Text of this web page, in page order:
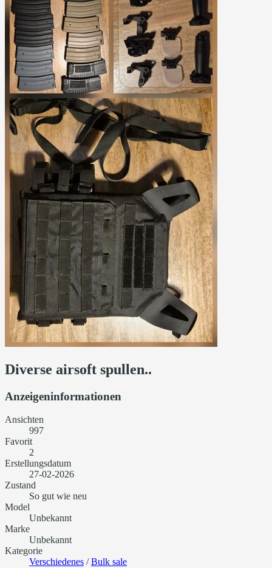
Diverse airsoft spullen..
Anzeigeninformationen
Ansichten
997
Favorit
2
Erstellungsdatum
27-02-2026
Zustand
So gut wie neu
Model
Unbekannt
Marke
Unbekannt
Kategorie
Verschiedenes /Bulk sale